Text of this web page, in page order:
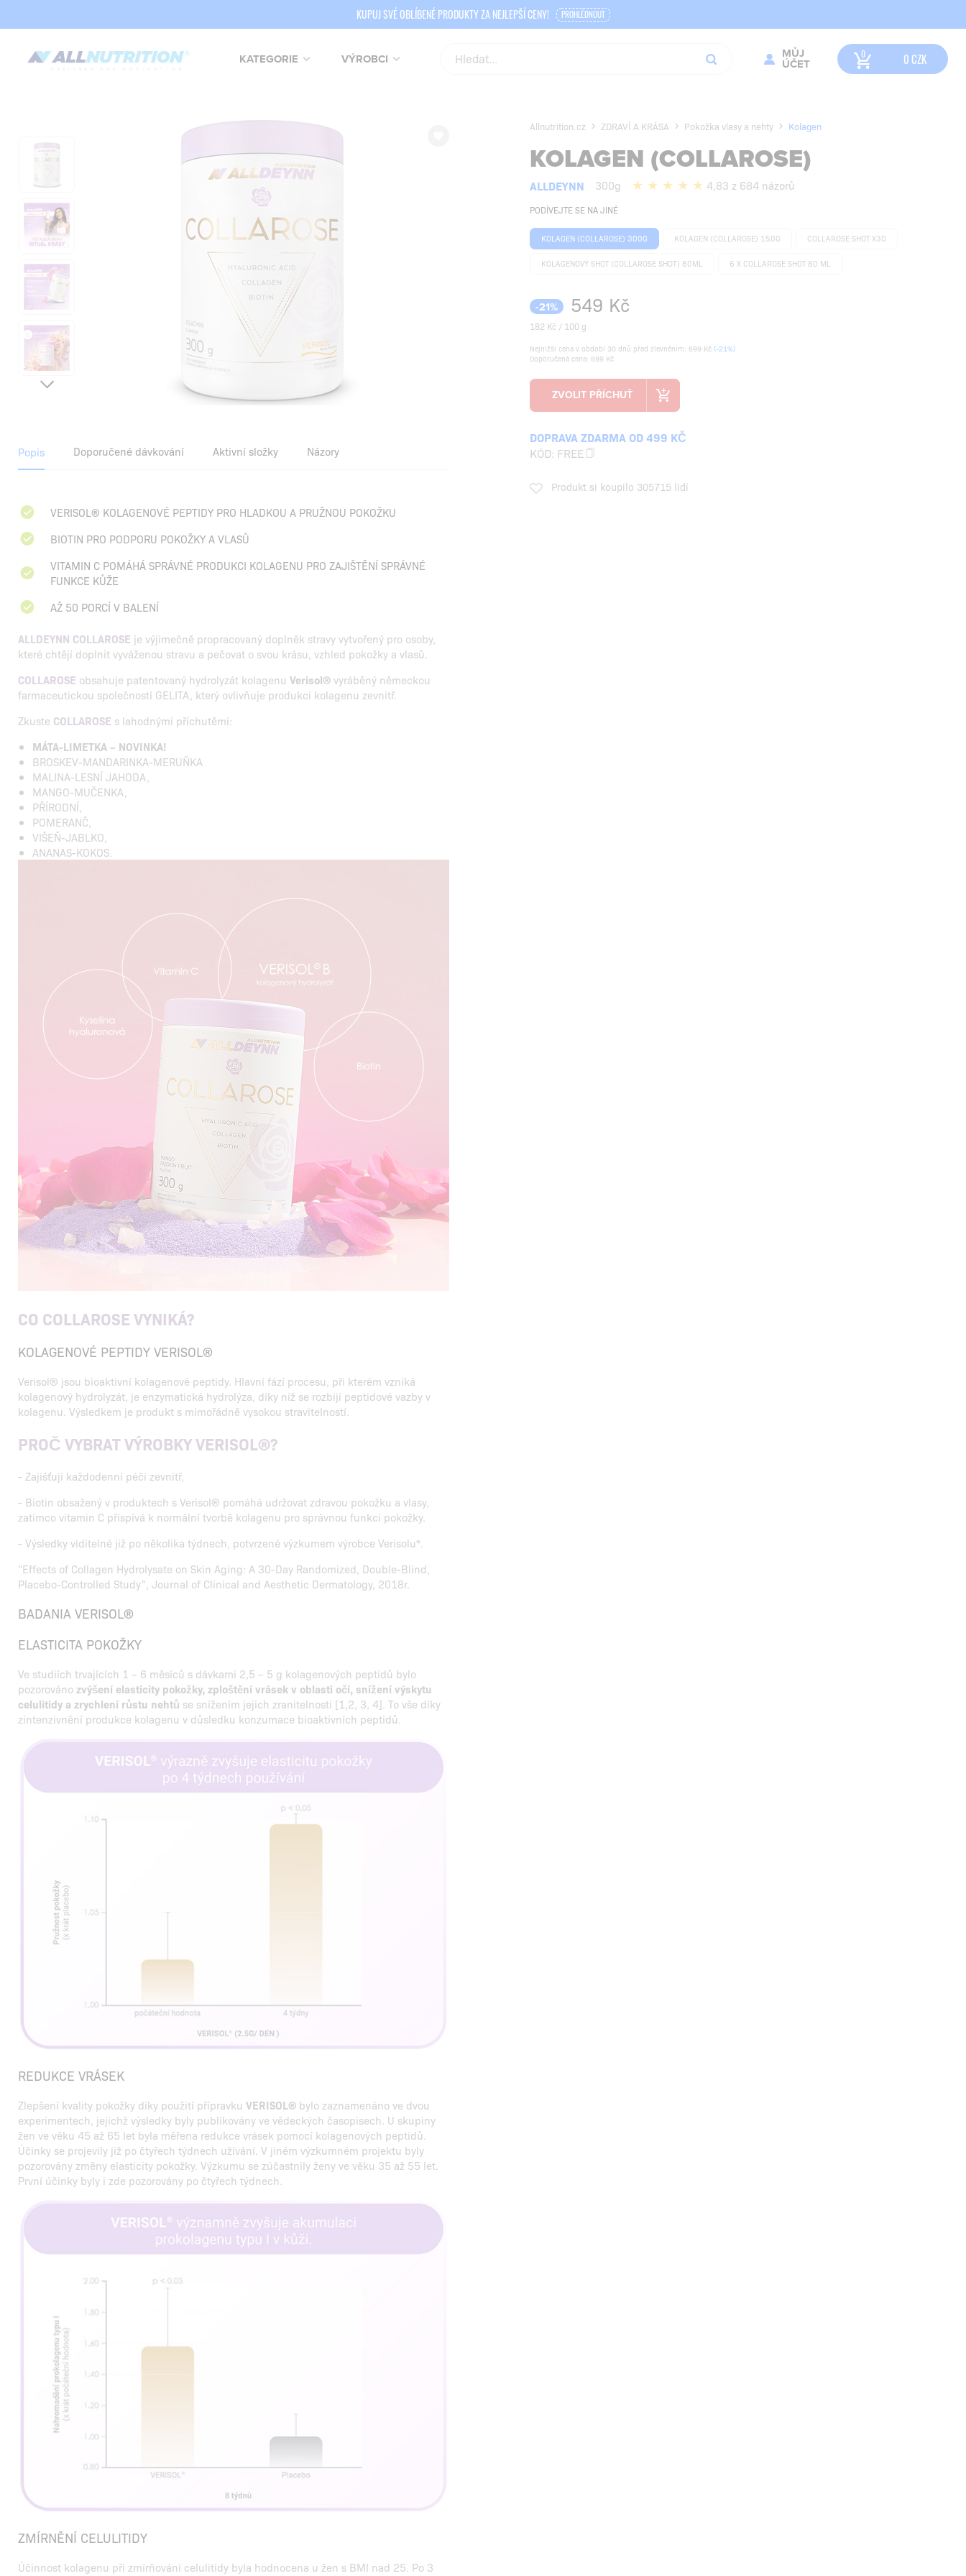
KUPUJ SVÉ OBLÍBENÉ PRODUKTY ZA NEJLEPŠÍ CENY! PROHLÉDNOUT
KATEGORIE VÝROBCI
MŮJ
ÚČET
0 CZK
Allnutrition.cz ZDRAVÍ A KRÁSA Pokožka vlasy a nehty Kolagen
KOLAGEN (COLLAROSE)
ALLDEYNN 300g 4,83 z 684 názorů
PODÍVEJTE SE NA JINÉ
KOLAGEN (COLLAROSE) 300G KOLAGEN (COLLAROSE) 150G COLLAROSE SHOT X30
KOLAGENOVÝ SHOT (COLLAROSE SHOT) 80ML 6 X COLLAROSE SHOT 80 ML
-21% 549 Kč
182 Kč / 100 g
Nejnižší cena v období 30 dnů před zlevněním: 699 Kč (-21%)
Doporučená cena: 699 Kč
DOPRAVA ZDARMA OD 499 KČ
KÓD: FREE
Produkt si koupilo 305715 lidí
Popis Doporučené dávkování Aktivní složky Názory
VERISOL® KOLAGENOVÉ PEPTIDY PRO HLADKOU A PRUŽNOU POKOŽKU
BIOTIN PRO PODPORU POKOŽKY A VLASŮ
VITAMIN C POMÁHÁ SPRÁVNÉ PRODUKCI KOLAGENU PRO ZAJIŠTĚNÍ SPRÁVNÉ
FUNKCE KŮŽE
AŽ 50 PORCÍ V BALENÍ
ALLDEYNN COLLAROSE je výjimečně propracovaný doplněk stravy vytvořený pro osoby,
které chtějí doplnit vyváženou stravu a pečovat o svou krásu, vzhled pokožky a vlasů.
COLLAROSE obsahuje patentovaný hydrolyzát kolagenu Verisol®vyráběný německou
farmaceutickou společností GELITA, který ovlivňuje produkci kolagenu zevnitř.
Zkuste COLLAROSE s lahodnými příchutěmi:
MÁTA-LIMETKA – NOVINKA!
BROSKEV-MANDARINKA-MERUŇKA
MALINA-LESNÍ JAHODA,
MANGO-MUČENKA,
PŘÍRODNÍ,
POMERANČ,
VIŠEŇ-JABLKO,
ANANAS-KOKOS.
CO COLLAROSE VYNIKÁ?
KOLAGENOVÉ PEPTIDY VERISOL®
Verisol® jsou bioaktivní kolagenové peptidy. Hlavní fází procesu, při kterém vzniká
kolagenový hydrolyzát, je enzymatická hydrolýza, díky níž se rozbijí peptidové vazby v
kolagenu. Výsledkem je produkt s mimořádně vysokou stravitelností.
PROČ VYBRAT VÝROBKY VERISOL®?
- Zajišťují každodenní péči zevnitř,
- Biotin obsažený v produktech s Verisol® pomáhá udržovat zdravou pokožku a vlasy,
zatímco vitamin C přispívá k normální tvorbě kolagenu pro správnou funkci pokožky.
- Výsledky viditelné již po několika týdnech, potvrzené výzkumem výrobce Verisolu*.
"Effects of Collagen Hydrolysate on Skin Aging: A 30-Day Randomized, Double-Blind,
Placebo-Controlled Study", Journal of Clinical and Aesthetic Dermatology, 2018r.
BADANIA VERISOL®
ELASTICITA POKOŽKY
Ve studiích trvajících 1 – 6 měsíců s dávkami 2,5 – 5 g kolagenových peptidů bylo
pozorováno zvýšení elasticity pokožky, zploštění vrásek v oblasti očí, snížení výskytu
celulitidy a zrychlení růstu nehtů se snížením jejich zranitelnosti [1,2, 3, 4]. To vše díky
zintenzivnění produkce kolagenu v důsledku konzumace bioaktivních peptidů.
REDUKCE VRÁSEK
Zlepšení kvality pokožky díky použití přípravku VERISOL® bylo zaznamenáno ve dvou
experimentech, jejichž výsledky byly publikovány ve vědeckých časopisech. U skupiny
žen ve věku 45 až 65 let byla měřena redukce vrásek pomocí kolagenových peptidů.
Účinky se projevily již po čtyřech týdnech užívání. V jiném výzkumném projektu byly
pozorovány změny elasticity pokožky. Výzkumu se zúčastnily ženy ve věku 35 až 55 let.
První účinky byly i zde pozorovány po čtyřech týdnech.
ZMÍRNĚNÍ CELULITIDY
Účinnost kolagenu při zmírňování celulitidy byla hodnocena u žen s BMI nad 25. Po 3